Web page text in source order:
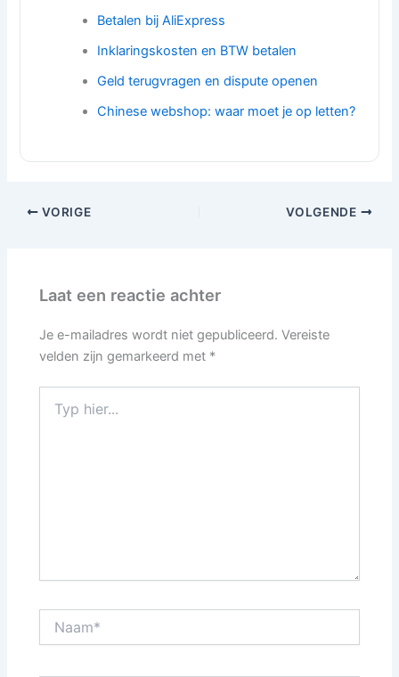
Betalen bij AliExpress
Inklaringskosten en BTW betalen
Geld terugvragen en dispute openen
Chinese webshop: waar moet je op letten?
VORIGE VOLGENDE
Laat een reactie achter
Je e-mailadres wordt niet gepubliceerd. Vereiste
velden zijn gemarkeerd met *
hier...